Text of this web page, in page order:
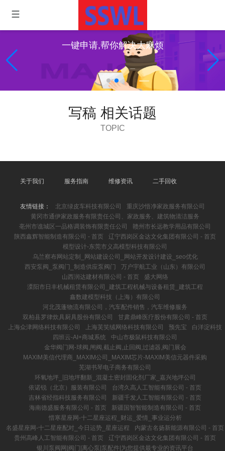
一键申请,帮你解决大麻烦
写稿 相关话题
TOPIC
关于我们 服务指南 维修资讯 二手回收
友情链接： 北京绿皮车科技有限公司
重庆沙悟净家政服务有限公司
黄冈市通伊家政服务有限责任公司、家政服务、建筑物清洁服务
亳州市谯城区一品格调装饰有限责任公司
赣州市长远教学用品有限公司
陕西鑫辉智能制造有限公司 - 首页
辽宁西岗区金达文化集团有限公司 - 首页
模型设计-东莞市义高模型科技有限公司
乌兰察布网站定制_网站建设公司_网站开发设计建设_seo优化
西安泵阀_泵阀门_制造供应泵阀门
万户宇航工业（山东）有限公司
山西润达建材有限公司 - 首页
盛大网络
溧阳市日丰机械租赁有限公司_建筑工程机械与设备租赁_建筑工程
鑫数建模型科技（上海）有限公司
河北茂蓬物流有限公司，汽车配件销售，汽车维修服务
双柏县罗律炊具厨具股份有限公司
甘肃鼎峰医疗股份有限公司 - 首页
上海众津网络科技有限公司
上海芙笑绒网络科技有限公司 预先宝
白洋淀科技
四班云-AI+商城系统
中山市极鼠科技有限公司
金华阀门网-球阀,闸阀,截止阀,止回阀,过滤器,阀门展会
MAXIM美信代理商_MAXIM公司_MAXIM芯片-MAXIM美信元器件采购
芜湖书琴电子商务有限公司
环氧地坪_旧地坪翻新_混凝土密封固化剂厂家_嘉兴地坪公司
依诺锐（北京）服装有限公司
台湾久高人工智能有限公司 - 首页
吉林省经指科技服务有限公司
新疆千发人工智能有限公司 - 首页
海南德盛服务有限公司 - 首页
新疆国智智能制造有限公司 - 首页
惜寒星座网-十二星座运程_财运_爱情_事业运分析
名盛星座网-十二星座配对_今日运势_星座运程
内蒙古名扬新能源有限公司 - 首页
贵州高峰人工智能有限公司 - 首页
辽宁西岗区金达文化集团有限公司 - 首页
银川泵阀网|阀门|离心泵|泵配件|为您提供最专业的资讯平台